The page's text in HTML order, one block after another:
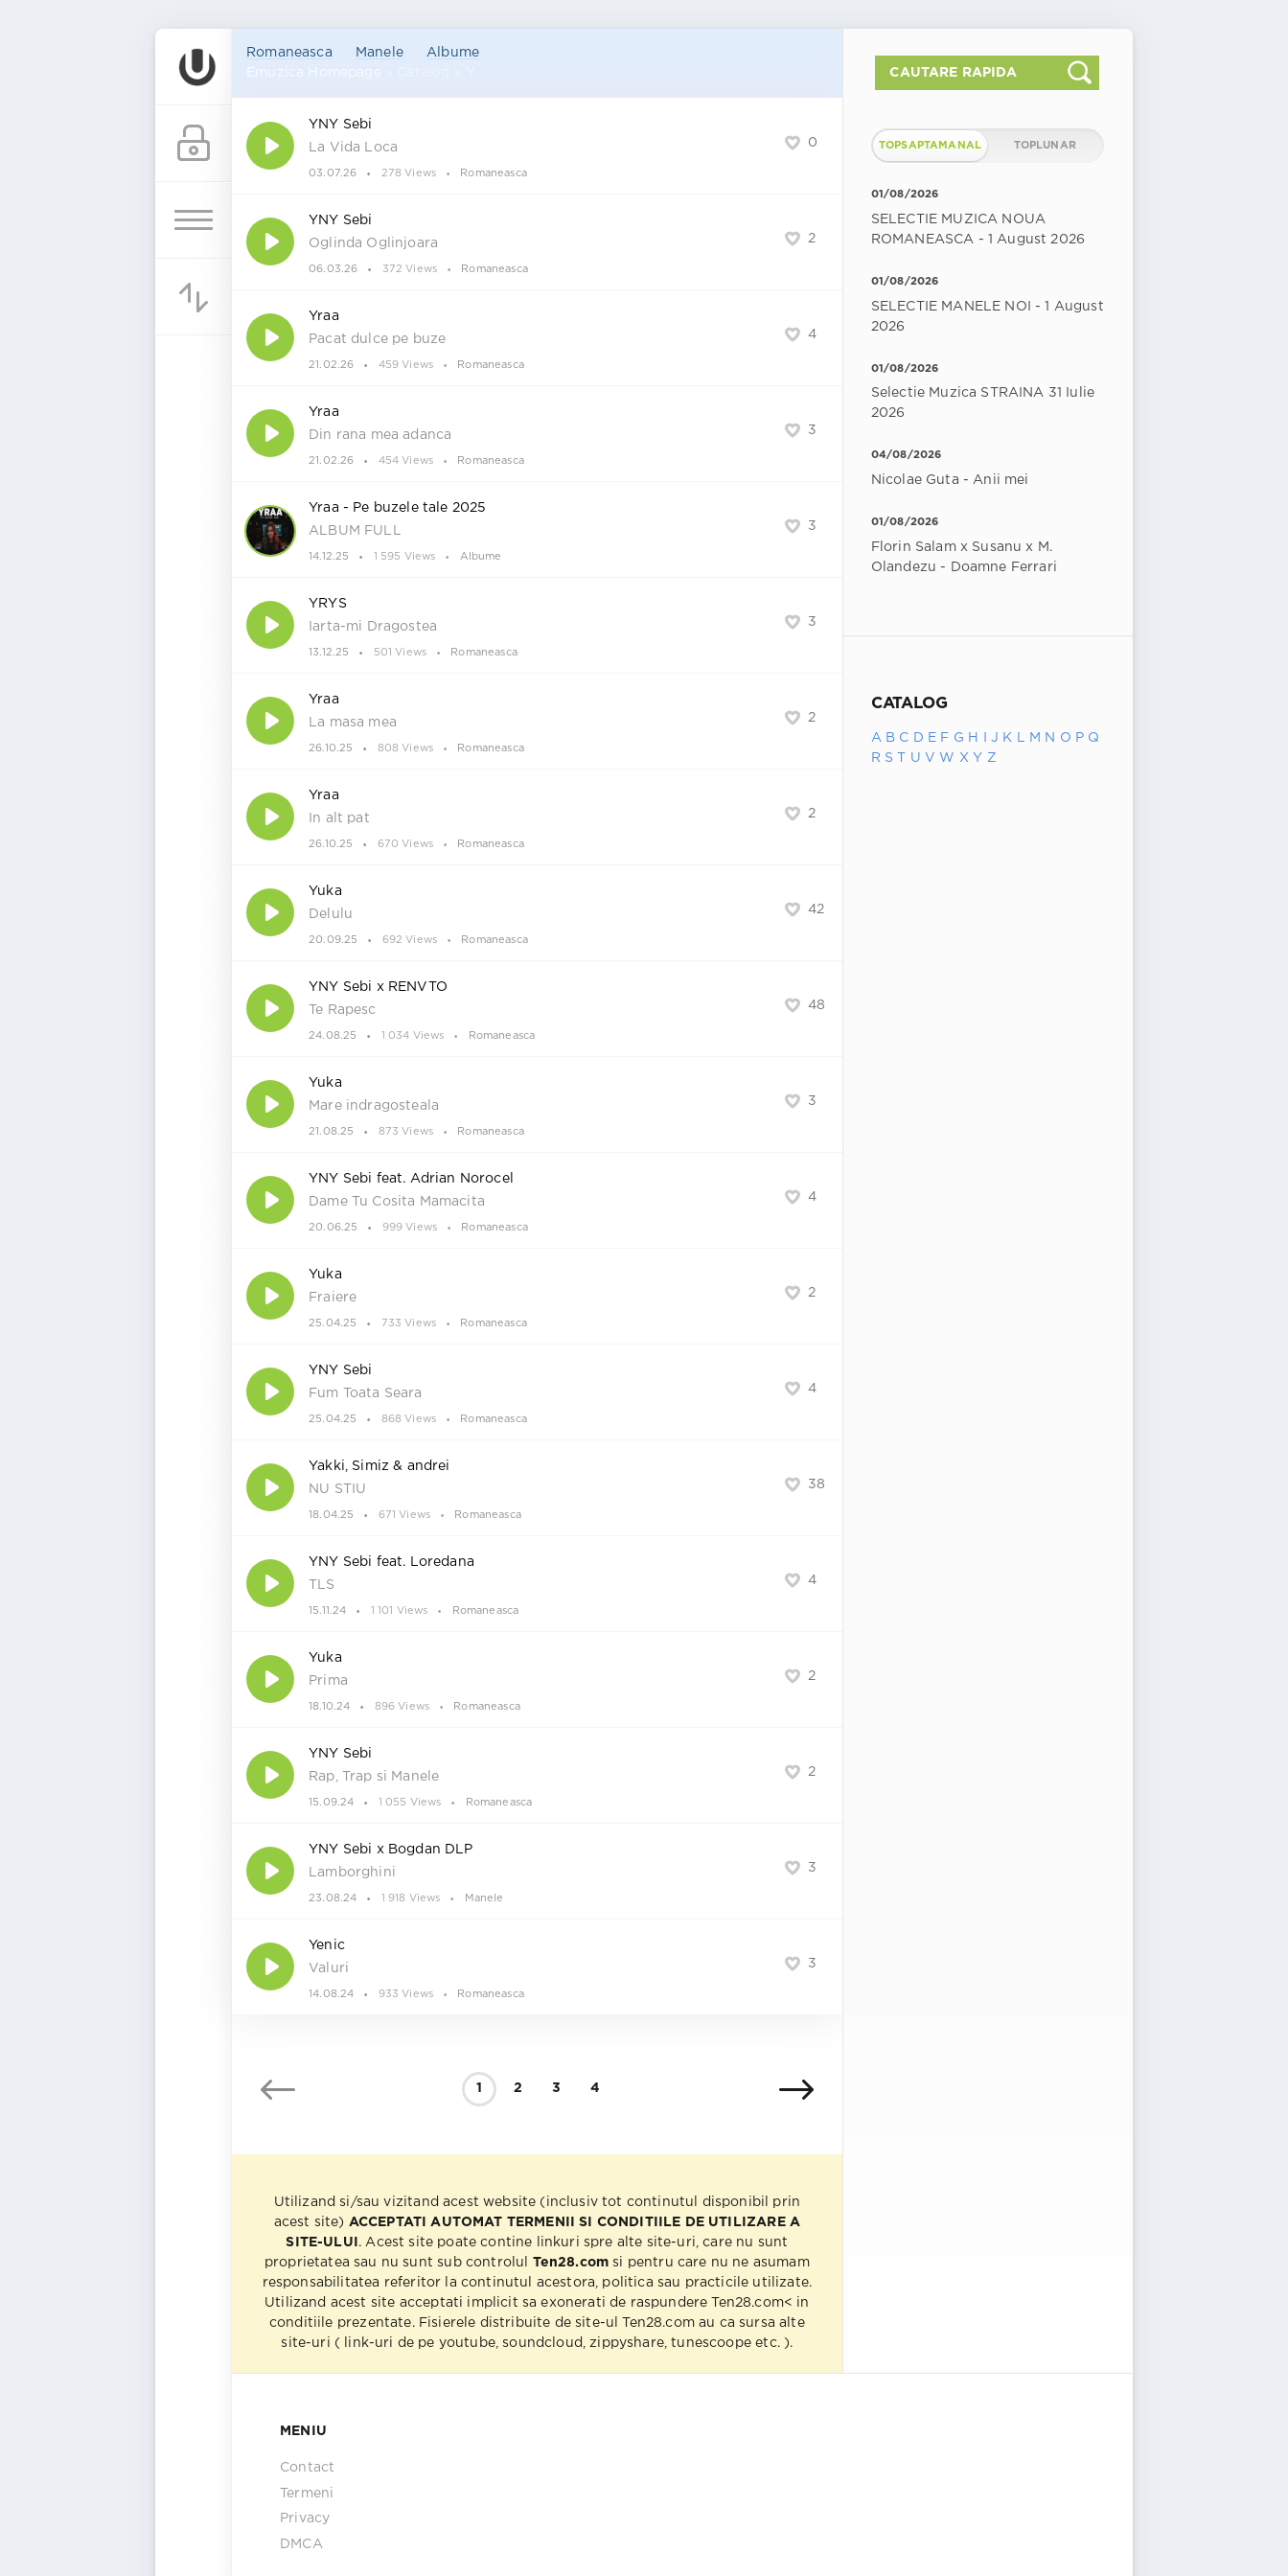
Romaneasca Manele
Albume
Emuzica Homepage
0
YNY Sebi
La Vida Loca
03.07.26 278 Views Romaneasca
2
YNY Sebi
Oglinda Oglinjoara
06.03.26 372 Views Romaneasca
4
Yraa
Pacat dulce pe buze
21.02.26 459 Views Romaneasca
3
Yraa
Din rana mea adanca
21.02.26 454 Views Romaneasca
3
Yraa - Pe buzele tale 2025
ALBUM FULL
14.12.25 1 595 Views Albume
3
YRYS
Iarta-mi Dragostea
13.12.25 501 Views Romaneasca
2
Yraa
La masa mea
26.10.25 808 Views Romaneasca
2
Yraa
In alt pat
26.10.25 670 Views Romaneasca
42
Yuka
Delulu
20.09.25 692 Views Romaneasca
48
YNY Sebi x RENVTO
Te Rapesc
24.08.25 1 034 Views Romaneasca
3
Yuka
Mare indragosteala
21.08.25 873 Views Romaneasca
4
YNY Sebi feat. Adrian Norocel
Dame Tu Cosita Mamacita
20.06.25 999 Views Romaneasca
2
Yuka
Fraiere
25.04.25 733 Views Romaneasca
4
YNY Sebi
Fum Toata Seara
25.04.25 868 Views Romaneasca
38
Yakki, Simiz & andrei
NU STIU
18.04.25 671 Views Romaneasca
4
YNY Sebi feat. Loredana
TLS
15.11.24 1 101 Views Romaneasca
2
Yuka
Prima
18.10.24 896 Views Romaneasca
2
YNY Sebi
Rap, Trap si Manele
15.09.24 1 055 Views Romaneasca
3
YNY Sebi x Bogdan DLP
Lamborghini
23.08.24 1 918 Views Manele
3
Yenic
Valuri
14.08.24 933 Views Romaneasca
1 2 3 4
Utilizand si/sau vizitand acest website (inclusiv tot continutul disponibil prin
acest site) ACCEPTATI AUTOMAT TERMENII SI CONDITIILE DE UTILIZARE A
SITE-ULUI . Acest site poate contine linkuri spre alte site-uri, care nu sunt
proprietatea sau nu sunt sub controlul Ten28.com si pentru care nu ne asumam
responsabilitatea referitor la continutul acestora, politica sau practicile utilizate.
Utilizand acest site acceptati implicit sa exonerati de raspundere Ten28.com< in
conditiile prezentate. Fisierele distribuite de site-ul Ten28.com au ca sursa alte
site-uri ( link-uri de pe youtube, soundcloud, zippyshare, tunescoope etc. ).
TOPSAPTAMANAL TOPLUNAR
01/08/2026
SELECTIE MUZICA NOUA
ROMANEASCA - 1 August 2026
01/08/2026
SELECTIE MANELE NOI - 1 August
2026
01/08/2026
Selectie Muzica STRAINA 31 Iulie
2026
04/08/2026
Nicolae Guta - Anii mei
01/08/2026
Florin Salam x Susanu x M.
Olandezu - Doamne Ferrari
CATALOG
A B C D E F G H J K M N O P Q
R S U V W X Y Z
MENIU
Contact
Termeni
Privacy
DMCA